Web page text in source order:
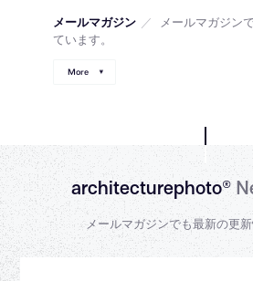
メールマガジン ／
メールマガジン
ています。
More
architecturephoto®
メールマガジンでも最新の更